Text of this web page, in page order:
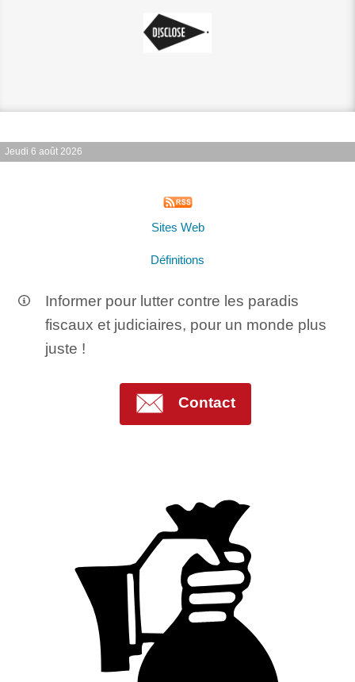
Jeudi 6 août 2026
Sites Web
Définitions
Informer pour lutter contre les paradis
fiscaux et judiciaires, pour un monde plus
juste !
Contact